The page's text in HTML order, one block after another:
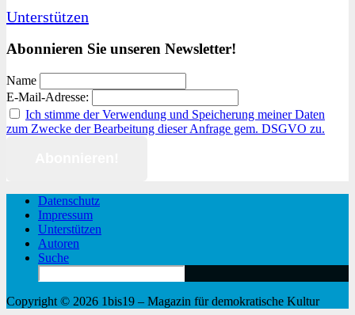
Unterstützen
Abonnieren Sie unseren Newsletter!
Name
E-Mail-Adresse:
Ich stimme der Verwendung und Speicherung meiner Daten
zum Zwecke der Bearbeitung dieser Anfrage gem. DSGVO zu.
Datenschutz
Impressum
Unterstützen
Autoren
Suche
Search
for:
Copyright © 2026 1bis19 – Magazin für demokratische Kultur